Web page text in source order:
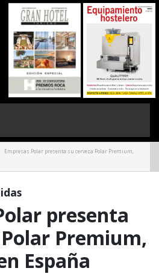
Empresas Polar presenta su cerveza Polar Premium,
presenta
Premium,
España